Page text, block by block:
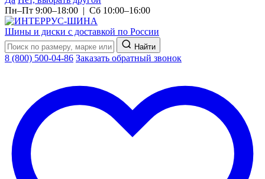
Пн–Пт 9:00–18:00 | Сб 10:00–16:00
Шины и диски с доставкой по России
Найти
8 (800) 500-04-86 Заказать обратный звонок